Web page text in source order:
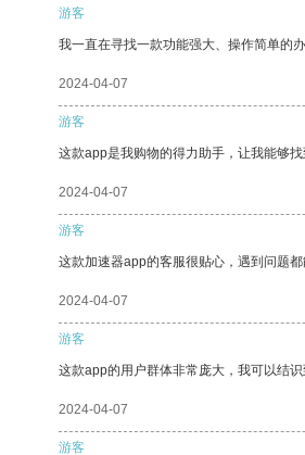
游客
我一直在寻找一款功能强大、操作简单的
2024-04-07
游客
这款app是我购物的得力助手，让我能够
2024-04-07
游客
这款加速器app的客服很贴心，遇到问题都
2024-04-07
游客
这款app的用户群体非常庞大，我可以结识
2024-04-07
游客